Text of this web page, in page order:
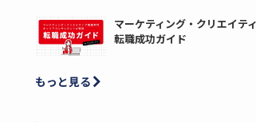
マーケティング・クリエイテ
転職成功ガイド
もっと見る